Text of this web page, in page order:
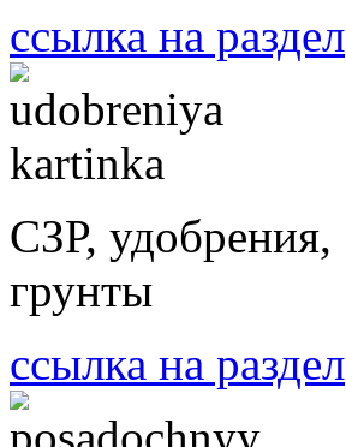
ссылка на раздел
СЗР, удобрения,
грунты
ссылка на раздел